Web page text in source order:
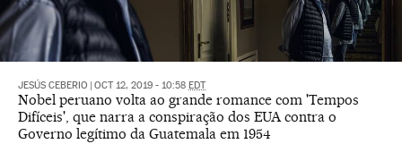
JESÚS CEBERIO OCT 12, 2019 - 10:58 EDT
Nobel peruano volta ao grande romance com 'Tempos
Difíceis', que narra a conspiração dos EUA contra o
Governo legítimo da Guatemala em 1954